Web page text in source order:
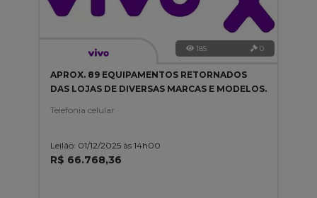
185 0
APROX. 89 EQUIPAMENTOS RETORNADOS
DAS LOJAS DE DIVERSAS MARCAS E MODELOS.
Telefonia celular
Leilão: 01/12/2025 às 14h00
R$ 66.768,36